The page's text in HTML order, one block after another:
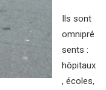
Ils sont
omnipré
sents :
hôpitaux
, écoles,